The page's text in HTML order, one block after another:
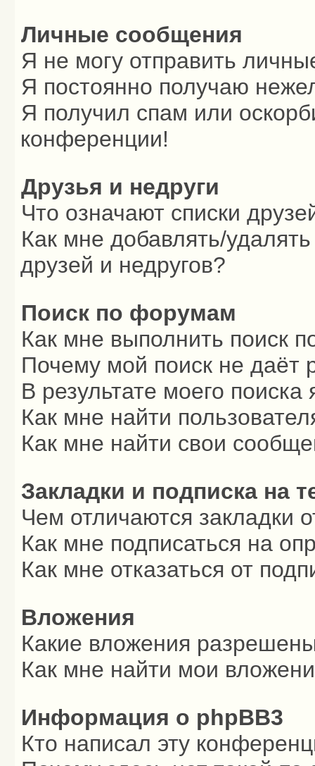
Личные сообщения
Я не могу отправить
Я постоянно получаю
Я получил спам или
конференции!
Друзья и недруги
Что означают списки
Как мне добавлять/
друзей и недругов?
Поиск по форумам
Как мне выполнить поиск
Почему мой поиск не даёт
В результате моего
Как мне найти
Как мне найти свои
Закладки и подписка на
Чем отличаются закладки
Как мне подписаться на
Как мне отказаться от
Вложения
Какие вложения
Как мне найти мои
Информация о phpBB3
Кто написал эту